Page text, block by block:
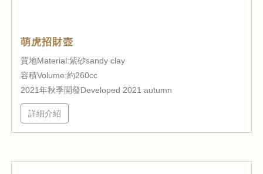
萌虎招財壺
質地Material:紫砂sandy clay
容積Volume:約260cc
2021年秋季開發Developed 2021 autumn
詳細介紹